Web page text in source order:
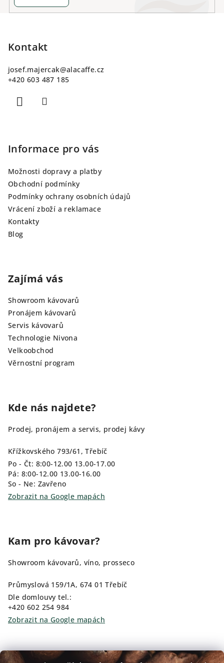
Kontakt
josef.majercak@alacaffe.cz
+420 603 487 185
Informace pro vás
Možnosti dopravy a platby
Obchodní podmínky
Podmínky ochrany osobních údajů
Vrácení zboží a reklamace
Kontakty
Blog
Zajímá vás
Showroom kávovarů
Pronájem kávovarů
Servis kávovarů
Technologie Nivona
Velkoobchod
Věrnostní program
Kde nás najdete?
Prodej, pronájem a servis, prodej kávy
Křížkovského 793/61, Třebíč
Po - Čt: 8:00-12.00 13.00-17.00
Pá: 8:00-12.00 13.00-16.00
So - Ne: Zavřeno
Zobrazit na Google mapách
Kam pro kávovar?
Showroom kávovarů, víno, prosseco
Průmyslová 159/1A, 674 01 Třebíč
Dle domlouvy tel.:
+420 602 254 984
Zobrazit na Google mapách